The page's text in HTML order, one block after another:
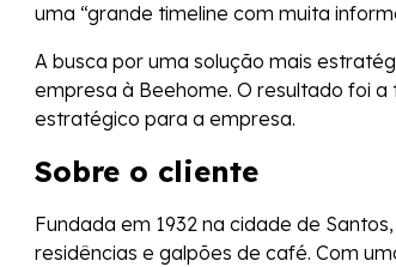
uma “grande timeline com muita
A busca por uma solução mais
empresa à Beehome. O resultado foi
estratégico para a empresa.
Sobre o cliente
Fundada em 1932 na cidade de
residências e galpões de café. Com